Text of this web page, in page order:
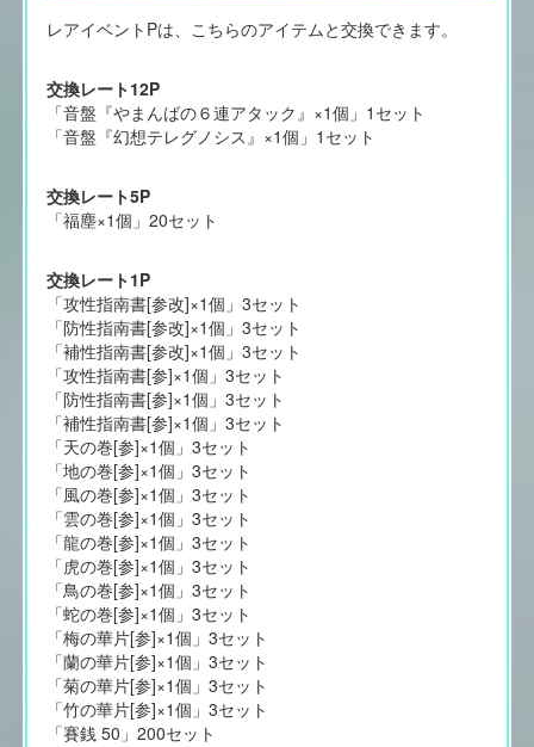
レアイベントPは、こちらのアイテムと交換できます。
交換レート12P
「音盤『やまんばの６連アタック』×1個」1セット
「音盤『幻想テレグノシス』×1個」1セット
交換レート5P
「福塵×1個」20セット
交換レート1P
「攻性指南書[参改]×1個」3セット
「防性指南書[参改]×1個」3セット
「補性指南書[参改]×1個」3セット
「攻性指南書[参]×1個」3セット
「防性指南書[参]×1個」3セット
「補性指南書[参]×1個」3セット
「天の巻[参]×1個」3セット
「地の巻[参]×1個」3セット
「風の巻[参]×1個」3セット
「雲の巻[参]×1個」3セット
「龍の巻[参]×1個」3セット
「虎の巻[参]×1個」3セット
「鳥の巻[参]×1個」3セット
「蛇の巻[参]×1個」3セット
「梅の華片[参]×1個」3セット
「蘭の華片[参]×1個」3セット
「菊の華片[参]×1個」3セット
「竹の華片[参]×1個」3セット
「賽銭 50」200セット